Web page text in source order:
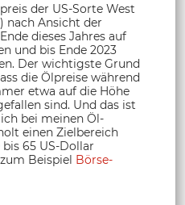
der US-Sorte West
nach Ansicht der
dieses Jahres auf
und bis Ende 2023
Der wichtigste Grund
die Ölpreise während
etwa auf die Höhe
sind. Und das ist
bei meinen Öl-
einen Zielbereich
65 US-Dollar
Beispiel Börse-